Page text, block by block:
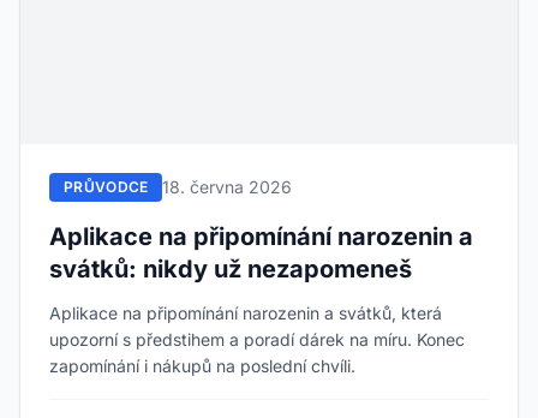
PRŮVODCE 18. června 2026
Aplikace na připomínání narozenin a
svátků: nikdy už nezapomeneš
Aplikace na připomínání narozenin a svátků, která
upozorní s předstihem a poradí dárek na míru. Konec
zapomínání i nákupů na poslední chvíli.